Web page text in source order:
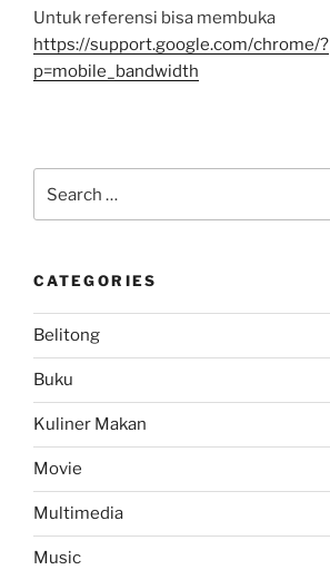
Untuk referensi bisa membuka
https://support.google.com/chrome/?
p=mobile_bandwidth
for:
CATEGORIES
Belitong
Buku
Kuliner Makan
Movie
Multimedia
Music